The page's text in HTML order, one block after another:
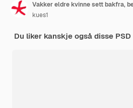
kues1
Du liker kanskje også disse PSD